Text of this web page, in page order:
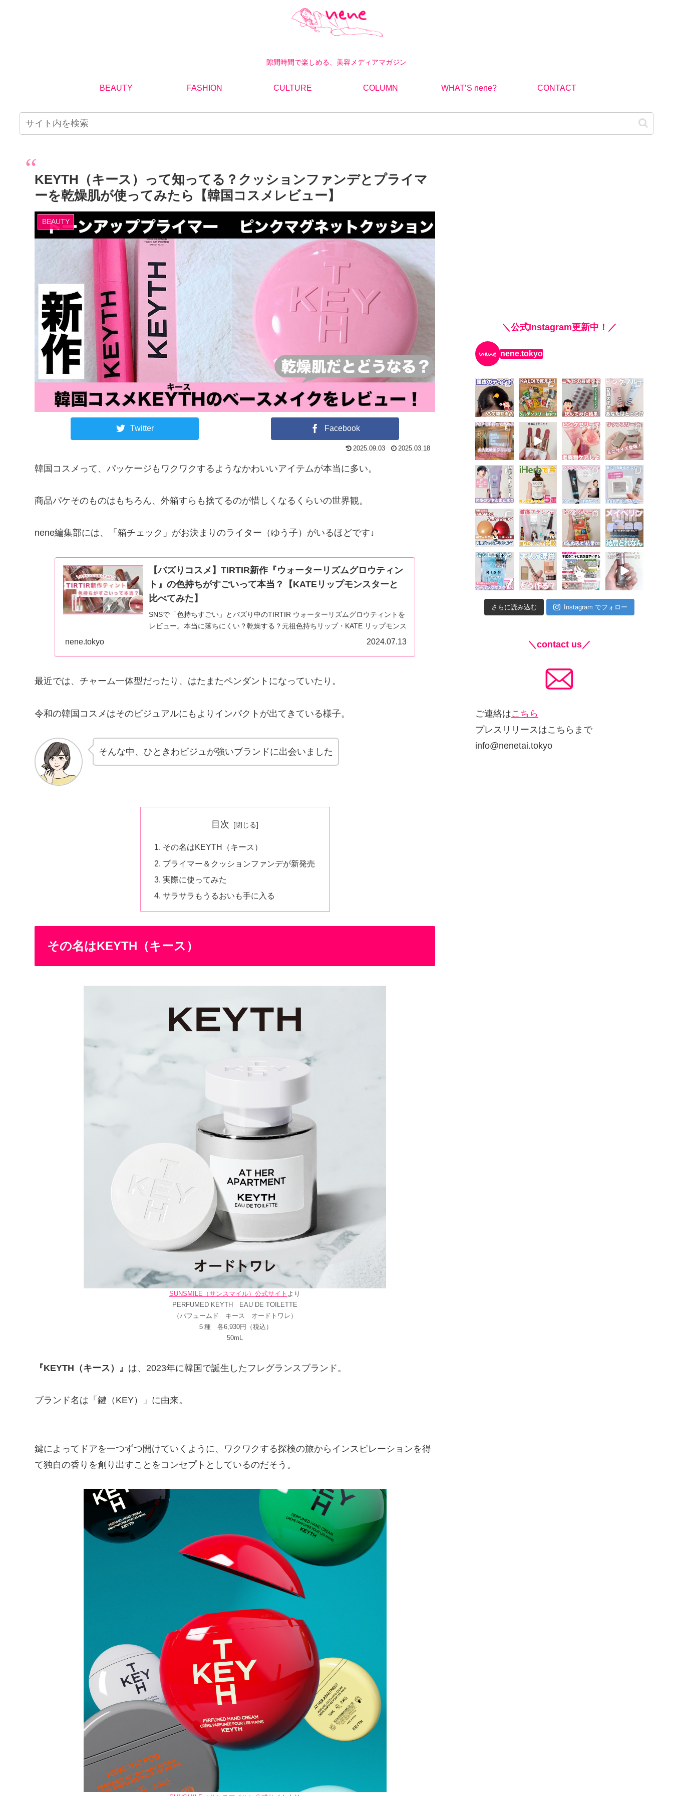
隙間時間で楽しめる、美容メディアマガジン
BEAUTY FASHION CULTURE COLUMN WHAT’S nene? CONTACT
KEYTH（キース）って知ってる？クッションファンデとプライマ
ーを乾燥肌が使ってみたら【韓国コスメレビュー】
BEAUTY
Twitter Facebook
2025.09.03 2025.03.18
韓国コスメって、パッケージもワクワクするようなかわいいアイテムが本当に多い。
商品パケそのものはもちろん、外箱すらも捨てるのが惜しくなるくらいの世界観。
nene編集部には、「箱チェック」がお決まりのライター（ゆう子）がいるほどです↓
【バズりコスメ】TIRTIR新作『ウォーターリズムグロウティン
ト』の色持ちがすごいって本当？【KATEリップモンスターと
比べてみた】
SNSで「色持ちすごい」とバズり中のTIRTIR ウォーターリズムグロウティントを
レビュー。本当に落ちにくい？乾燥する？元祖色持ちリップ・KATE リップモンス
nene.tokyo 2024.07.13
最近では、チャーム一体型だったり、はたまたペンダントになっていたり。
令和の韓国コスメはそのビジュアルにもよりインパクトが出てきている様子。
そんな中、ひときわビジュが強いブランドに出会いました
目次
その名はKEYTH（キース）
プライマー＆クッションファンデが新発売
実際に使ってみた
サラサラもうるおいも手に入る
その名はKEYTH（キース）
SUNSMILE（サンスマイル）公式サイト より
PERFUMED KEYTH EAU DE TOILETTE
（パフュームド キース オードトワレ）
５種 各6,930円（税込）
50mL
『KEYTH（キース）』 は、2023年に韓国で誕生したフレグランスブランド。 ​
ブランド名は「鍵（KEY）」に由来。
鍵によってドアを一つずつ開けていくように、ワクワクする探検の旅からインスピレーションを得
て独自の香りを創り出すことをコンセプトとしているのだそう。 ​
＼公式Instagram更新中！／
nene.tokyo
さらに読み込む Instagram でフォロー
＼contact us／
ご連絡はこちら
プレスリリースはこちらまで
info@nenetai.tokyo